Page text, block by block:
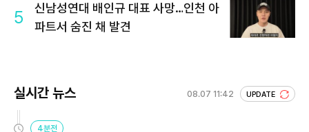
5
신남성연대 배인규 대표 사망…인천 아
파트서 숨진 채 발견
실시간 뉴스 08.07 11:42 UPDATE
4분전